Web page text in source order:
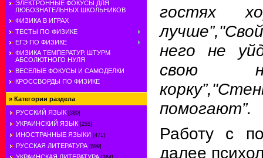
ЭЛЕКТРОННЫЕ ФОКУСЫ ДЛЯ
ЛЮБОЗНАТЕЛЬНЫХ ШКОЛЬНИКОВ
ФИЗИКА В ИГРАХ
ТЕСТЫ ПО ФИЗИКЕ
ЕГЭ ПО ФИЗИКЕ
ФИЗИКА ТЕМПЕРАТУР. ШТУРМ
АБСОЛЮТНОГО НУЛЯ
ВЕСЕЛЫЕ ФОКУСЫ И САМОДЕЛКИ
КРОССВОРДЫ ПО ФИЗИКЕ
» Категории раздела
РУССКИЙ ЯЗЫК [380]
УКРАИНСКИЙ ЯЗЫК [255]
ИНОСТРАННЫЕ ЯЗЫКИ [471]
РУССКАЯ ЛИТЕРАТУРА [699]
гостях
него не
свою
помогают”.
Работу с
далее